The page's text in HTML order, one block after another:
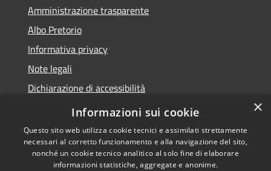
Amministrazione trasparente
Albo Pretorio
Informativa privacy
Note legali
Dichiarazione di accessibilità
Piano di miglioramento dei servizi
Copyright © 2026 • Comune di
×
Informazioni sui cookie
Questo sito web utilizza cookie tecnici e assimilati strettamente
necessari al corretto funzionamento e alla navigazione del sito,
nonché un cookie tecnico analitico al solo fine di elaborare
informazioni statistiche, aggregate e anonime.